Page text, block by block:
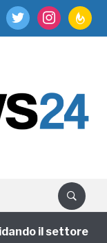
twitter instagram
il settore